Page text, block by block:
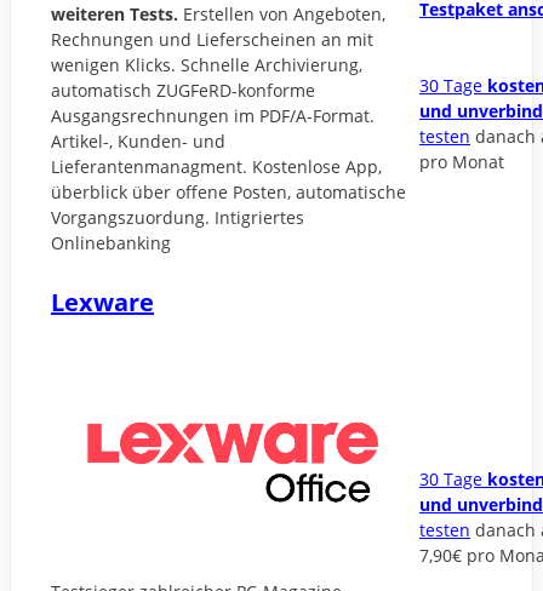
weiteren Tests. Erstellen von Angeboten,
Rechnungen und Lieferscheinen an mit
wenigen Klicks. Schnelle Archivierung,
automatisch ZUGFeRD-konforme
Ausgangsrechnungen im PDF/A-Format.
Artikel-, Kunden- und
Lieferantenmanagment. Kostenlose App,
überblick über offene Posten, automatische
Vorgangszuordung. Intigriertes
Onlinebanking
Testpaket
30 Tage
und
testen danach
pro Monat
Lexware
30 Tage
und
testen danach
7,90€ pro